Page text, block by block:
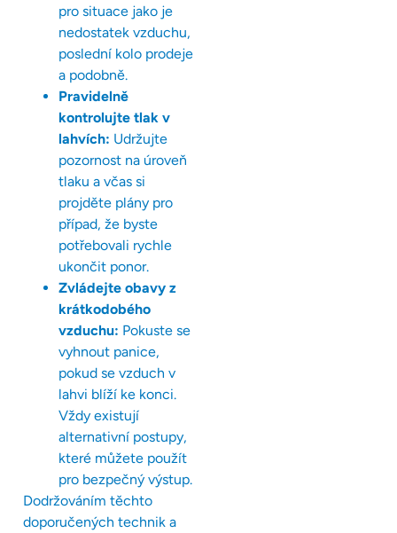
pro situace jako je
nedostatek vzduchu,
poslední kolo prodeje
a podobně.
Pravidelně
kontrolujte tlak v
lahvích: Udržujte
pozornost na úroveň
tlaku a včas si
projděte plány pro
případ, že byste
potřebovali rychle
ukončit ponor.
Zvládejte obavy z
krátkodobého
vzduchu: Pokuste se
vyhnout panice,
pokud se vzduch v
lahvi blíží ke konci.
Vždy existují
alternativní postupy,
které můžete použít
pro bezpečný výstup.
Dodržováním těchto
doporučených technik a